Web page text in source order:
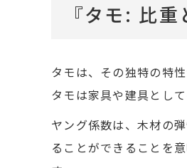
『タモ: 比
タモは、その独特の特
タモは家具や建具とし
ヤング係数は、木材の
ることができることを